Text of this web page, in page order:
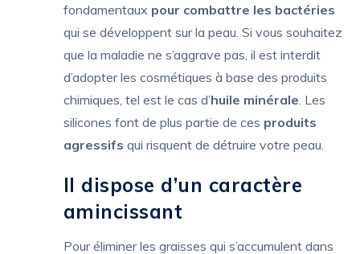
fondamentaux pour combattre les bactéries
qui se développent sur la peau. Si vous souhaitez
que la maladie ne s’aggrave pas, il est interdit
d’adopter les cosmétiques à base des produits
chimiques, tel est le cas d’huile minérale . Les
silicones font de plus partie de ces produits
agressifs qui risquent de détruire votre peau.
Il dispose d’un caractère
amincissant
Pour éliminer les graisses qui s’accumulent dans